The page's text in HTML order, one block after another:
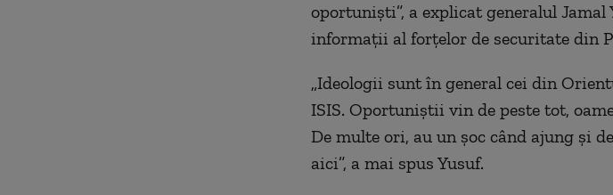
oportuniști”, a explicat generalul
informații al forțelor de securitate din
„Ideologii sunt în general cei din
ISIS. Oportuniștii vin de peste tot,
De multe ori, au un șoc când ajung și
aici”, a mai spus Yusuf.